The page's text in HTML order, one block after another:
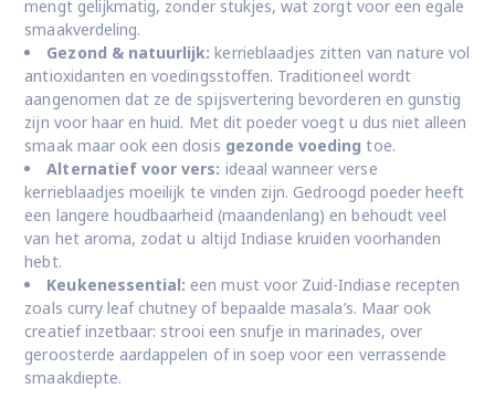
mengt gelijkmatig, zonder stukjes, wat zorgt voor een egale
smaakverdeling.
Gezond & natuurlijk: kerrieblaadjes zitten van nature vol
antioxidanten en voedingsstoffen. Traditioneel wordt
aangenomen dat ze de spijsvertering bevorderen en gunstig
zijn voor haar en huid. Met dit poeder voegt u dus niet alleen
smaak maar ook een dosis gezonde voeding toe.
Alternatief voor vers: ideaal wanneer verse
kerrieblaadjes moeilijk te vinden zijn. Gedroogd poeder heeft
een langere houdbaarheid (maandenlang) en behoudt veel
van het aroma, zodat u altijd Indiase kruiden voorhanden
hebt.
Keukenessential: een must voor Zuid-Indiase recepten
zoals curry leaf chutney of bepaalde masala’s. Maar ook
creatief inzetbaar: strooi een snufje in marinades, over
geroosterde aardappelen of in soep voor een verrassende
smaakdiepte.